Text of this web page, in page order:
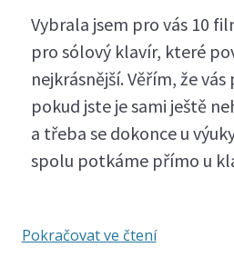
Vybrala jsem pro vás 10
pro sólový klavír, které
nejkrásnější. Věřím, že
pokud jste je sami ještě
a třeba se dokonce u
spolu potkáme přímo u
Pokračovat ve čtení